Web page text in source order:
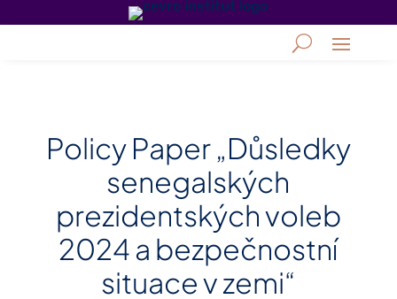
Policy Paper „Důsledky
senegalských
prezidentských voleb
2024 a bezpečnostní
situace v zemi“